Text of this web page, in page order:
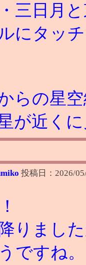
三日月
にタッ
らの星
が近く
投稿日： 2026/
りまし
ですね。